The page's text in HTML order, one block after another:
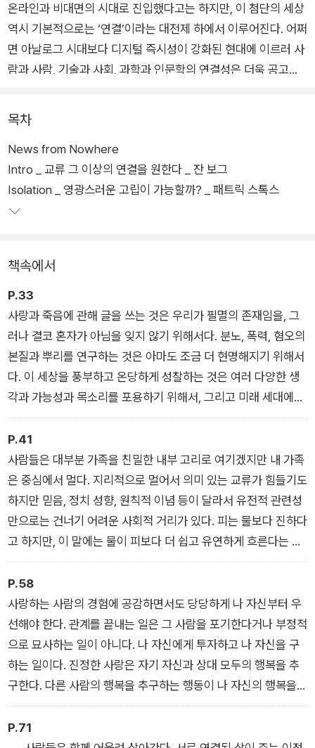
온라인과 비대면의 시대로 진입했다고는 하지만, 이 첨단의 세상
역시 기본적으로는 ‘연결’이라는 대전제 하에서 이루어진다. 어쩌
면 아날로그 시대보다 디지털 즉시성이 강화된 현대에 이르러 사
람과 사람, 기술과 사회, 과학과 인문학의 연결성은 더욱 공고해
미를 갖지 못하지만, 다수가 합쳐져 연결되어 비로소 그 존재의
가치를 드러낸다.
사람도 연결되어야, 즉 관계를 맺어야 생존이 가능하고 삶이 이어
진다. 그 연결이 돌봄과 도움일 수도, 이익과 공생의 목적일 수도,
적군과 아군일 수도, 사랑과 미움의 관계일 수도 있다. 무엇이 되
목차
News from Nowhere
Intro _ 교류 그 이상의 연결을 원한다 _ 잔 보그
Isolation _ 영광스러운 고립이 가능할까? _ 패트릭 스톡스
책속에서
P.33
사랑과 죽음에 관해 글을 쓰는 것은 우리가 필멸의 존재임을, 그
러나 결코 혼자가 아님을 잊지 않기 위해서다. 분노, 폭력, 혐오의
본질과 뿌리를 연구하는 것은 아마도 조금 더 현명해지기 위해서
다. 이 세상을 풍부하고 온당하게 성찰하는 것은 여러 다양한 생
각과 가능성과 목소리를 포용하기 위해서, 그리고 미래 세대에게
유익할 목적과 행동을 최선을 다해 좇기 위해서다.
▲ 혼자가 아닌 필멸의 존재 _ 톰 챗필드
P.41
사람들은 대부분 가족을 친밀한 내부 고리로 여기겠지만 내 가족
은 중심에서 멀다. 지리적으로 멀어서 의미 있는 교류가 힘들기도
하지만 믿음, 정치 성향, 원칙적 이념 등이 달라서 유전적 관련성
만으로는 건너기 어려운 사회적 거리가 있다. 피는 물보다 진하다
고 하지만, 이 말에는 물이 피보다 더 쉽고 유연하게 흐른다는 사
실이 빠져 있다. 게다가 물은 길을 찾아낸다.
▲ 원거리 타인이 신경 쓰인다면 _ 마리나 벤저민
P.58
사랑하는 사람의 경험에 공감하면서도 당당하게 나 자신부터 우
선해야 한다. 관계를 끝내는 일은 그 사람을 포기한다거나 부정적
으로 묘사하는 일이 아니다. 나 자신에게 투자하고 나 자신을 구
하는 일이다. 진정한 사랑은 자기 자신과 상대 모두의 행복을 추
구한다. 다른 사람의 행복을 추구하는 행동이 나 자신의 행복을
방해한다면, 그때는 나 자신을 선택해야 한다. 이 말이야말로 언
제든 믿고 따라도 안전한 주문이다.
P.71